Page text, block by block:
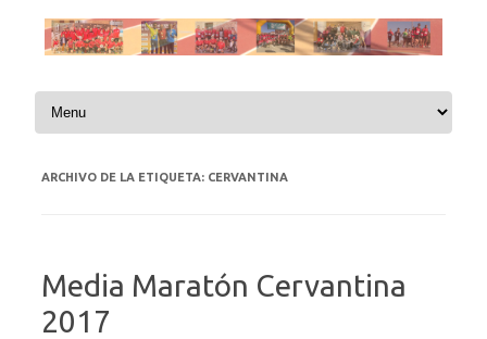
Saltar al contenido
ARCHIVO DE LA ETIQUETA: CERVANTINA
Media Maratón Cervantina
2017